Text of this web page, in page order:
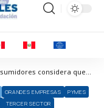
Corresponsables > Noticias > El 80% de los consumidores considera que las empresas tienen la obligación moral de utilizar envases sostenibles
GRANDES EMPRESAS
PYMES
TERCER SECTOR